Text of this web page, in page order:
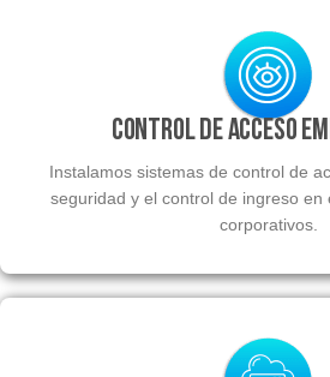
Control de Acceso
Instalamos sistemas de control de
seguridad y el control de ingreso en
corporativos.